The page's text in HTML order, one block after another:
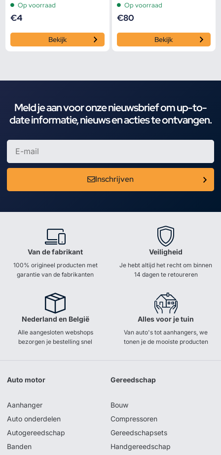
Op voorraad
€4
Bekijk
Op voorraad
€80
Bekijk
Meld je aan voor onze nieuwsbrief om up-to-
date informatie, nieuws en acties te ontvangen.
Inschrijven
Van de fabrikant
100% origineel producten met
garantie van de fabrikanten
Veiligheid
Je hebt altijd het recht om binnen
14 dagen te retoureren
Nederland en België
Alle aangesloten webshops
bezorgen je bestelling snel
Alles voor je tuin
Van auto's tot aanhangers, we
tonen je de mooiste producten
Auto motor
Aanhanger
Auto onderdelen
Autogereedschap
Banden
Gereedschap
Bouw
Compressoren
Gereedschapsets
Handgereedschap